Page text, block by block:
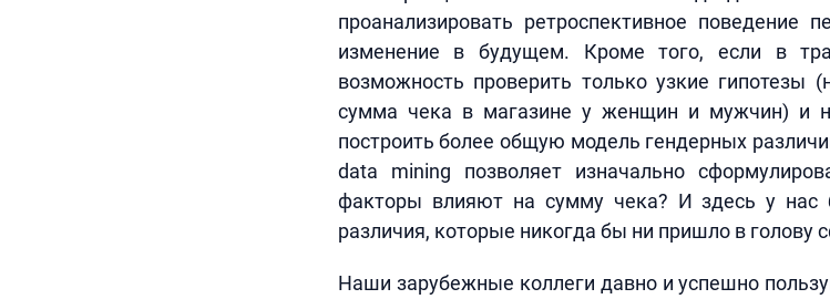
проанализировать ретроспективное поведение
изменение в будущем. Кроме того, если в
возможность проверить только узкие гипотезы
сумма чека в магазине у женщин и мужчин) и
построить более общую модель гендерных
data mining позволяет изначально
факторы влияют на сумму чека? И здесь у
различия, которые никогда бы ни пришло в голову
Наши зарубежные коллеги давно и успешно